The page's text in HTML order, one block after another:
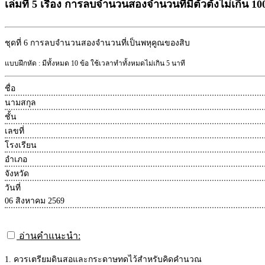
เล่มที่ 5 เรื่อง การลบจำนวนสองจำนวนที่มีตัวตั้งไม่เกิน
ชุดที่ 6 การลบจำนวนสองจำนวนที่เป็นพหุคูณของสิบ
แบบฝึกหัด : มีทั้งหมด 10 ข้อ ใช้เวลาทำทั้งหมดไม่เกิน 5 นาที
ชื่อ
นามสกุล
ชั้น
เลขที่
โรงเรียน
อำเภอ
จังหวัด
วันที่
06 สิงหาคม 2569
อ่านคำแนะนำ:
1. ควรเตรียมดินสอและกระดาษทดไว้สำหรับคิดคำนวณ